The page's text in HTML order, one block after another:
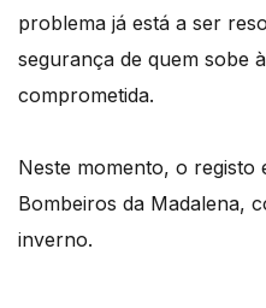
problema já está a ser
segurança de quem sobe
comprometida.
Neste momento, o registo
Bombeiros da Madalena,
inverno.